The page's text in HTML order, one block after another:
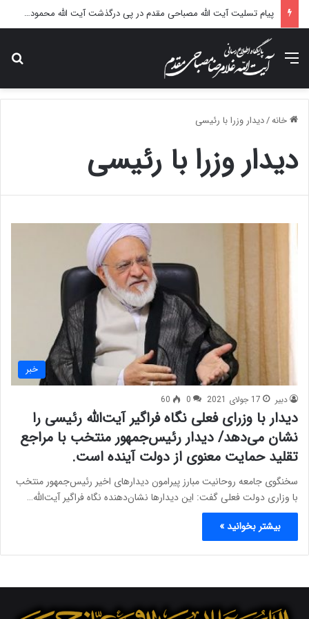
پیام تسلیت آیت الله مصباحی مقدم در پی درگذشت آیت الله محمودی گلپایگانی
منو
خانه/دیدار وزرا با رئیسی
دیدار وزرا با رئیسی
خبر
دبیر 17 جولای 2021 0
60
دیدار با وزرای فعلی نگاه فراگیر آیت‌الله رئیسی را
نشان می‌دهد/ دیدار رئیس‌جمهور منتخب با مراجع
تقلید حمایت معنوی از دولت آینده است.
سخنگوی جامعه روحانیت مبارز پیرامون دیدارهای اخیر رئیس‌جمهور منتخب
با وزاری دولت فعلی گفت: این دیدارها نشان‌دهنده نگاه فراگیر آیت‌الله…
بیشتر بخوانید »